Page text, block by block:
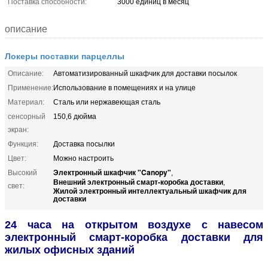
Поставка способности:
3000 единиц в месяц
описание
Локеры поставки парцеллы
Описание:
Автоматизированный шкафчик для доставки посылок
Применение:Использование в помещениях и на улице
Материал:
Сталь или нержавеющая сталь
сенсорный
экран:
150,6 дюйма
Функция:
Доставка посылки
Цвет:
Можно настроить
Высокий
свет:
Электронный шкафчик "Canopy",
Внешний электронный смарт-коробка доставки,
Жилой электронный интеллектуальный шкафчик для
доставки
24 часа на открытом воздухе с навесом
электронный смарт-коробка доставки для
жилых офисных зданий